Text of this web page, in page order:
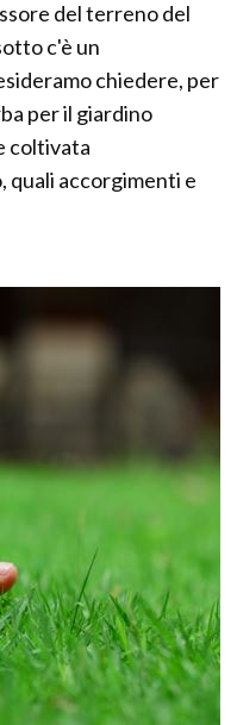
del terreno del
c'è un
chiedere, per
per il giardino
coltivata
quali accorgimenti e